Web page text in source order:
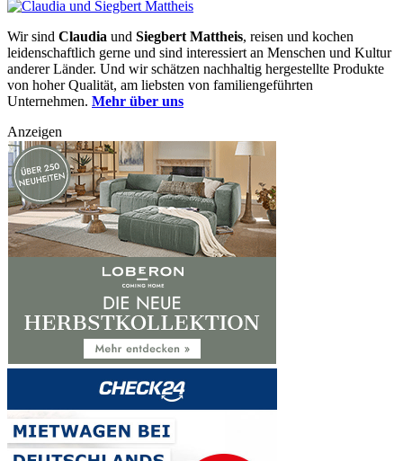
Wir sind Claudia und Siegbert Mattheis, reisen und kochen
leidenschaftlich gerne und sind interessiert an Menschen und Kultur
anderer Länder. Und wir schätzen nachhaltig hergestellte Produkte
von hoher Qualität, am liebsten von familiengeführten
Unternehmen. Mehr über uns
Anzeigen